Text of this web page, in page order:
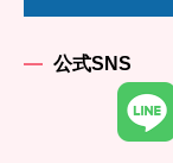
公式SNS